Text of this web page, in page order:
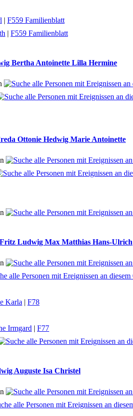
| F559 Familienblatt
| F559 Familienblatt
Bertha Antoinette Lilla Hermine
Ottonie Hedwig Marie Antoinette
Ludwig Max Matthias Hans-Ulrich
Karla | F78
Irmgard | F77
Auguste Isa Christel